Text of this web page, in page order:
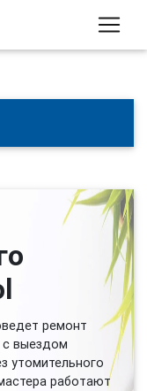
ремонт
с выездом
утомительного
работают